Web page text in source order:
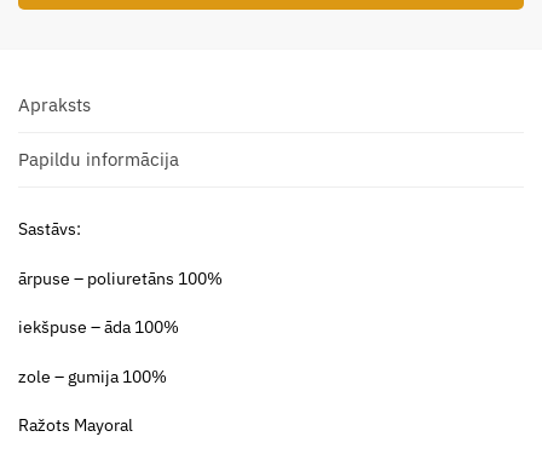
Apraksts
Papildu informācija
Sastāvs:
ārpuse – poliuretāns 100%
iekšpuse – āda 100%
zole – gumija 100%
Ražots Mayoral